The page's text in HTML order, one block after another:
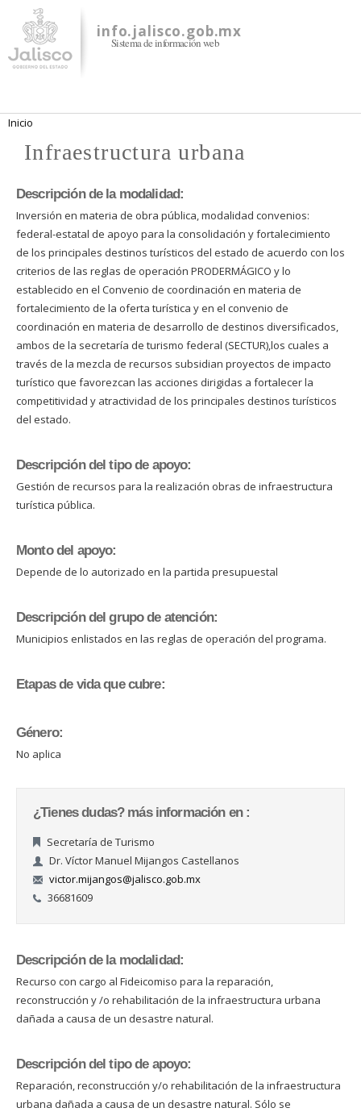
contenido
principal
info.jalisco.gob.mx
Sistema de información web
Se encuentra usted aquí
Inicio
Infraestructura urbana
Descripción de la modalidad:
Inversión en materia de obra pública, modalidad convenios:
federal-estatal de apoyo para la consolidación y fortalecimiento
de los principales destinos turísticos del estado de acuerdo con los
criterios de las reglas de operación PRODERMÁGICO y lo
establecido en el Convenio de coordinación en materia de
fortalecimiento de la oferta turística y en el convenio de
coordinación en materia de desarrollo de destinos diversificados,
ambos de la secretaría de turismo federal (SECTUR),los cuales a
través de la mezcla de recursos subsidian proyectos de impacto
turístico que favorezcan las acciones dirigidas a fortalecer la
competitividad y atractividad de los principales destinos turísticos
del estado.
Descripción del tipo de apoyo:
Gestión de recursos para la realización obras de infraestructura
turística pública.
Monto del apoyo:
Depende de lo autorizado en la partida presupuestal
Descripción del grupo de atención:
Municipios enlistados en las reglas de operación del programa.
Etapas de vida que cubre:
Género:
No aplica
¿Tienes dudas? más información en :
Secretaría de Turismo
Dr. Víctor Manuel Mijangos Castellanos
victor.mijangos@jalisco.gob.mx
36681609
Descripción de la modalidad:
Recurso con cargo al Fideicomiso para la reparación,
reconstrucción y /o rehabilitación de la infraestructura urbana
dañada a causa de un desastre natural.
Descripción del tipo de apoyo:
Reparación, reconstrucción y/o rehabilitación de la infraestructura
urbana dañada a causa de un desastre natural. Sólo se